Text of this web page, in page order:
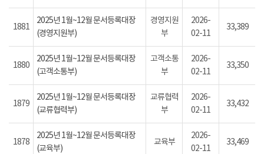
1881
2025년 1월~12월 문서등록대장
(경영지원부)
경영지원
부
2026-
02-11
33,389
1880
2025년 1월~12월 문서등록대장
(고객소통부)
고객소통
부
2026-
02-11
33,350
1879
2025년 1월~12월 문서등록대장
(교류협력부)
교류협력
부
2026-
02-11
33,432
1878
2025년 1월~12월 문서등록대장
(교육부)
교육부
2026-
02-11
33,469